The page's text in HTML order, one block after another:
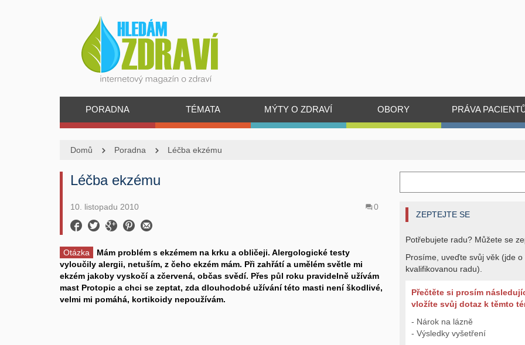
PORADNA TÉMATA MÝTY O ZDRAVÍ OBORY PRÁVA
Domů Poradna Léčba ekzému
Léčba ekzému
10. listopadu 2010 0
Otázka
Mám problém s ekzémem na krku a obličeji. Alergologické testy
vyloučily alergii, netuším, z čeho ekzém mám. Při zahřátí a umělém světle mi
ekzém jakoby vyskočí a zčervená, občas svědí. Přes půl roku pravidelně užívám
mast Protopic a chci se zeptat, zda dlouhodobé užívání této masti není škodlivé,
velmi mi pomáhá, kortikoidy nepoužívám.
ZEPTEJTE SE
Potřebujete radu? Můžete se
Prosíme, uveďte svůj věk (jde
kvalifikovanou radu).
Přečtěte si prosím
vložíte svůj dotaz k těmto
- Nárok na lázně
- Výsledky vyšetření